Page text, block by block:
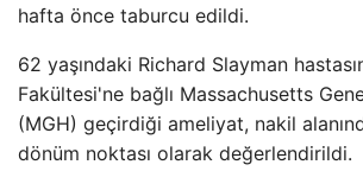
hafta önce taburcu edildi.
62 yaşındaki Richard Slayman
Fakültesi'ne bağlı Massachusetts
(MGH) geçirdiği ameliyat, nakil
dönüm noktası olarak değerlendirildi.